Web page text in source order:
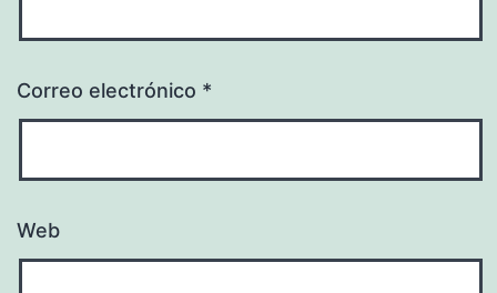
Correo electrónico *
Web